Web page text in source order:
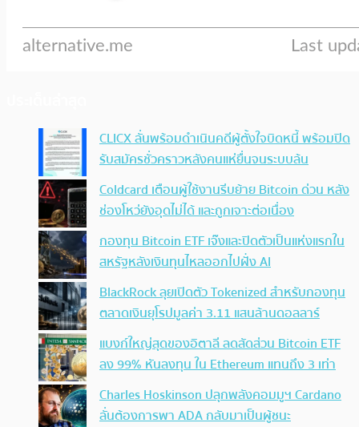
CLICX ลั่นพร้อมดำเนินคดีผู้ตั้งใจบิดหนี้ พร้อมปิด
รับสมัครชั่วคราวหลังคนแห่ยื่นจนระบบล้น
Coldcard เตือนผู้ใช้งานรีบย้าย Bitcoin ด่วน หลัง
ช่องโหว่ยังอุดไม่ได้ และถูกเจาะต่อเนื่อง
กองทุน Bitcoin ETF เจ๊งและปิดตัวเป็นแห่งแรกใน
สหรัฐหลังเงินทุนไหลออกไปฝั่ง AI
BlackRock ลุยเปิดตัว Tokenized สำหรับกองทุน
ตลาดเงินยุโรปมูลค่า 3.11 แสนล้านดอลลาร์
แบงก์ใหญ่สุดของอิตาลี ลดสัดส่วน Bitcoin ETF
ลง 99% หันลงทุน ใน Ethereum แทนถึง 3 เท่า
Charles Hoskinson ปลุกพลังคอมมูฯ Cardano
ลั่นต้องการพา ADA กลับมาเป็นผู้ชนะ